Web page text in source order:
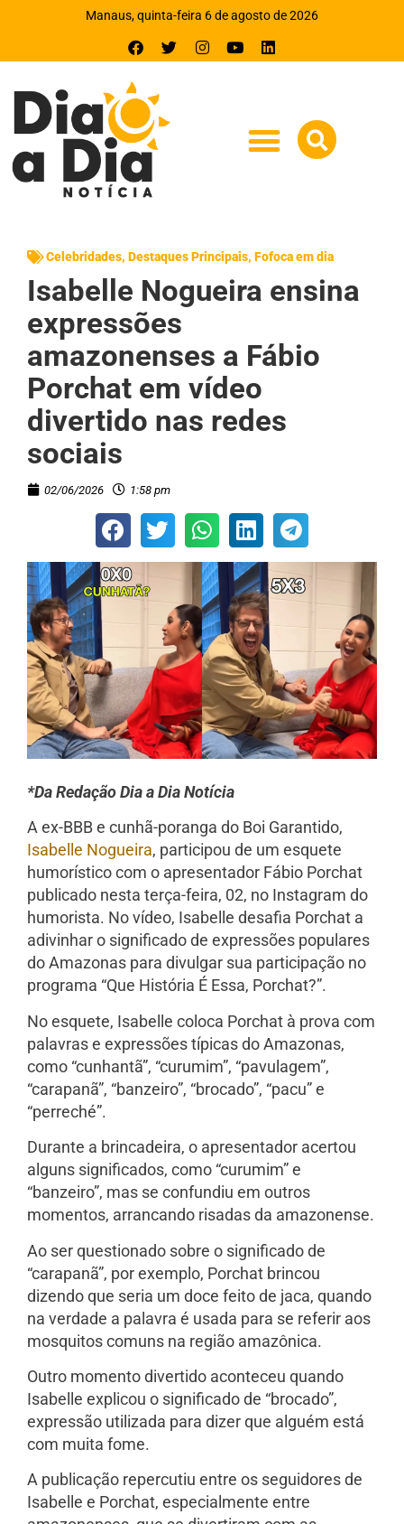
Manaus, quinta-feira 6 de agosto de 2026
Celebridades, Destaques Principais, Fofoca em dia
Isabelle Nogueira ensina
expressões
amazonenses a Fábio
Porchat em vídeo
divertido nas redes
sociais
02/06/2026 1:58 pm
*Da Redação Dia a Dia Notícia
A ex-BBB e cunhã-poranga do Boi Garantido,
Isabelle Nogueira, participou de um esquete
humorístico com o apresentador Fábio Porchat
publicado nesta terça-feira, 02, no Instagram do
humorista. No vídeo, Isabelle desafia Porchat a
adivinhar o significado de expressões populares
do Amazonas para divulgar sua participação no
programa “Que História É Essa, Porchat?”.
No esquete, Isabelle coloca Porchat à prova com
palavras e expressões típicas do Amazonas,
como “cunhantã”, “curumim”, “pavulagem”,
“carapanã”, “banzeiro”, “brocado”, “pacu” e
“perreché”.
Durante a brincadeira, o apresentador acertou
alguns significados, como “curumim” e
“banzeiro”, mas se confundiu em outros
momentos, arrancando risadas da amazonense.
Ao ser questionado sobre o significado de
“carapanã”, por exemplo, Porchat brincou
dizendo que seria um doce feito de jaca, quando
na verdade a palavra é usada para se referir aos
mosquitos comuns na região amazônica.
Outro momento divertido aconteceu quando
Isabelle explicou o significado de “brocado”,
expressão utilizada para dizer que alguém está
com muita fome.
A publicação repercutiu entre os seguidores de
Isabelle e Porchat, especialmente entre